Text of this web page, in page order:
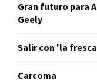
Gran futuro para
Geely
Salir con 'la
Carcoma